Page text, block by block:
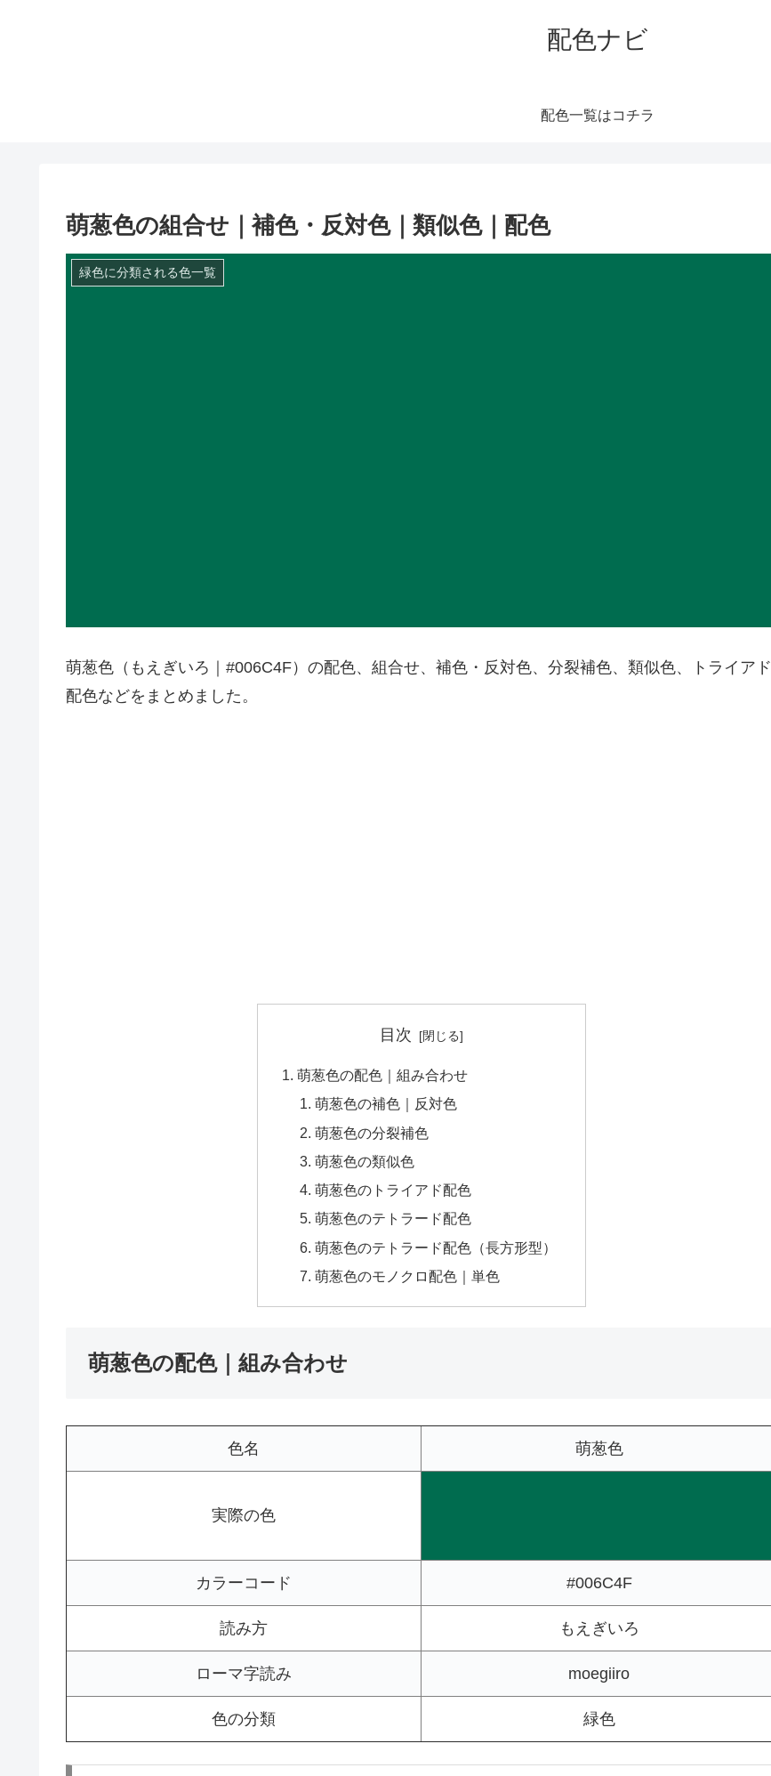
配色ナビ
配色一覧はコチラ
萌葱色の組合せ｜補色・反対色｜類似色｜配色
緑色に分類される色一覧
萌葱色（もえぎいろ｜#006C4F）の配色、組合せ、補色・反対色、分裂補色、類似色、トライアド
配色などをまとめました。
目次
萌葱色の配色｜組み合わせ
萌葱色の補色｜反対色
萌葱色の分裂補色
萌葱色の類似色
萌葱色のトライアド配色
萌葱色のテトラード配色
萌葱色のテトラード配色（長方形型）
萌葱色のモノクロ配色｜単色
萌葱色の配色｜組み合わせ
色名 萌葱色
実際の色
カラーコード #006C4F
読み方 もえぎいろ
ローマ字読み moegiiro
色の分類 緑色